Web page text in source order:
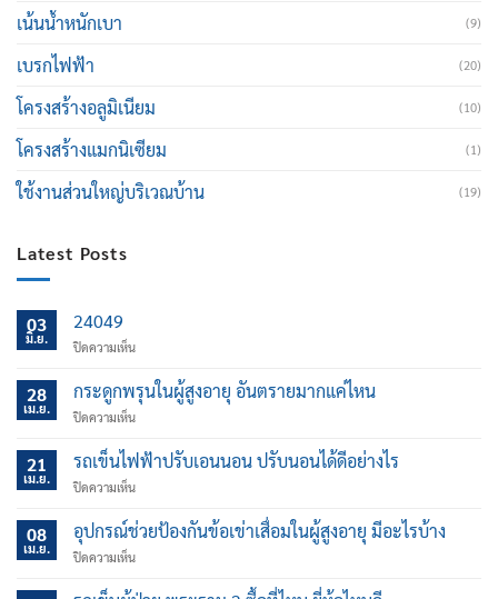
เน้นน้ำหนักเบา (9)
เบรกไฟฟ้า (20)
โครงสร้างอลูมิเนียม (10)
โครงสร้างแมกนิเซียม (1)
ใช้งานส่วนใหญ่บริเวณบ้าน (19)
Latest Posts
03
มิ.ย.
24049
ปิดความเห็นบน
28
เม.ย.
กระดูกพรุนในผู้สูงอายุ อันตรายมากแค่ไหน
ปิดความเห็นบน
พรุน
ใน
ผู้
อายุ
มาก
21
เม.ย.
รถเข็นไฟฟ้าปรับเอนนอน ปรับนอนได้ดีอย่างไร
ปิดความเห็นบน
เข็น
ไฟฟ้า
ปรับ
08
เม.ย.
อุปกรณ์ช่วยป้องกันข้อเข่าเสื่อมในผู้สูงอายุ มีอะไรบ้าง
ปิดความเห็นบน
ช่วย